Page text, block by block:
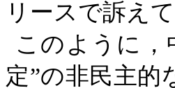
リースで訴え
このように
定”の非民主的